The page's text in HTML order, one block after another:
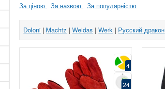
За ціною За назвою За популярністю
Doloni | Machtz |Weldas |Werk | Русский дракон
4
24